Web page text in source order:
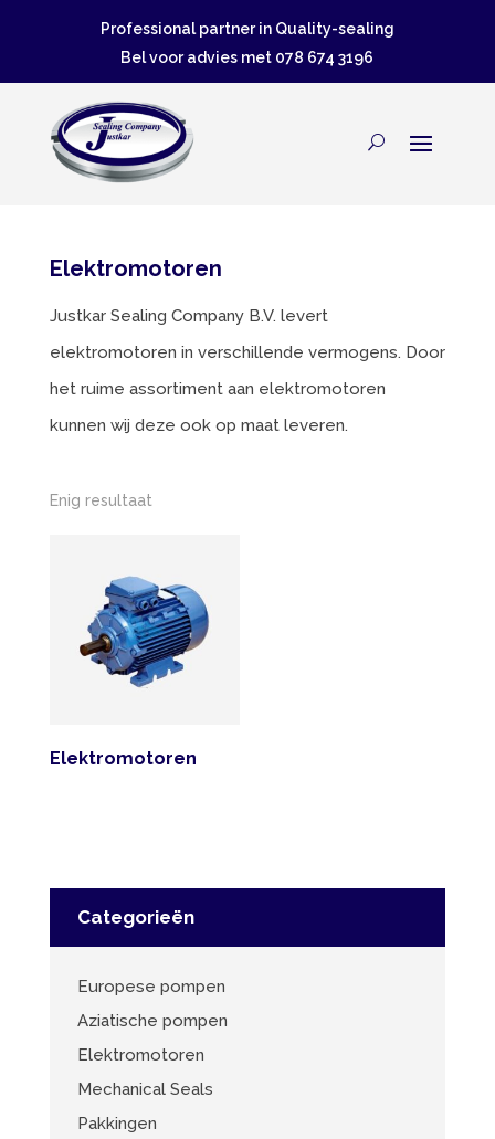
Professional partner in Quality-sealing
Bel voor advies met 078 674 3196
Elektromotoren
Justkar Sealing Company B.V. levert
elektromotoren in verschillende vermogens. Door
het ruime assortiment aan elektromotoren
kunnen wij deze ook op maat leveren.
Enig resultaat
Elektromotoren
Categorieën
Europese pompen
Aziatische pompen
Elektromotoren
Mechanical Seals
Pakkingen